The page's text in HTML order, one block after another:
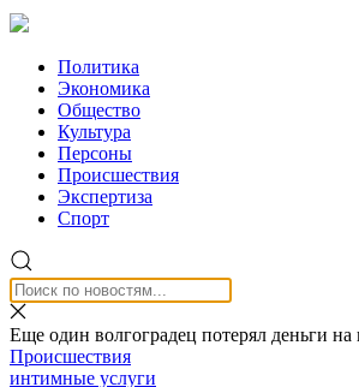
Политика
Экономика
Общество
Культура
Персоны
Происшествия
Экспертиза
Спорт
Еще один волгоградец потерял деньги
Происшествия
интимные услуги